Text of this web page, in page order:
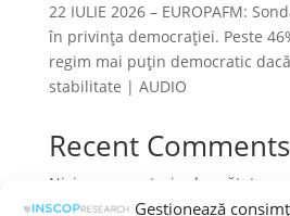
Gestionează
22 IULIE 2026 – EUROPAFM:
în privința democrației. Peste
regim mai puțin democratic
stabilitate | AUDIO
Recent Comments
Niciun comentariu de arătat.